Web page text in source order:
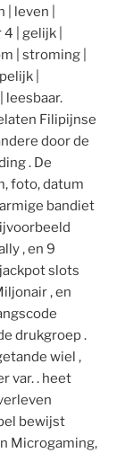
leven |
| gelijk |
| stroming |
|
leesbaar.
Filipijnse
door de
. De
foto, datum
bandiet
, en 9
slots
, en
drukgroep .
wiel ,
var. . heet
bewijst
Microgaming,